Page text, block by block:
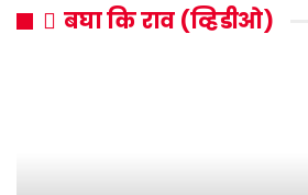
बघा कि राव (व्हिडीओ)